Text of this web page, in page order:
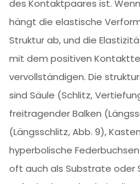
des Kontaktpaares ist.
hängt die elastische
Struktur ab, und die
mit dem positiven
vervollständigen. Die
sind Säule (Schlitz,
freitragender Balken
(Längsschlitz, Abb. 9),
hyperbolische
oft auch als Substrate oder